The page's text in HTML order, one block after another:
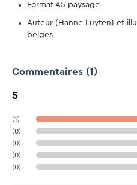
Format A5 paysage
Auteur (Hanne Luyten) et
belges
Commentaires (1)
5
(1)
(0)
(0)
(0)
(0)